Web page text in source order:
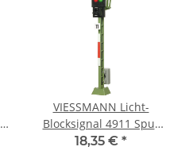
VIESSMANN Licht-
Blocksignal 4911 Spur
TT
18,35 € *